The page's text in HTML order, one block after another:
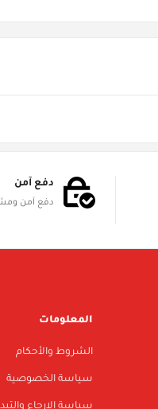
دفع آمن
دفع آمن
المعلومات
الشروط والأحكام
سياسة الخصوصية
سياسة الإرجاع